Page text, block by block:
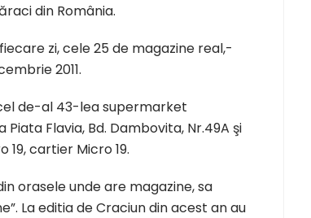
din România.
zi, cele 25 de magazine real,-
2011.
de-al 43-lea supermarket
Flavia, Bd. Dambovita, Nr.49A şi
cartier Micro 19.
orasele unde are magazine, sa
La editia de Craciun din acest an au